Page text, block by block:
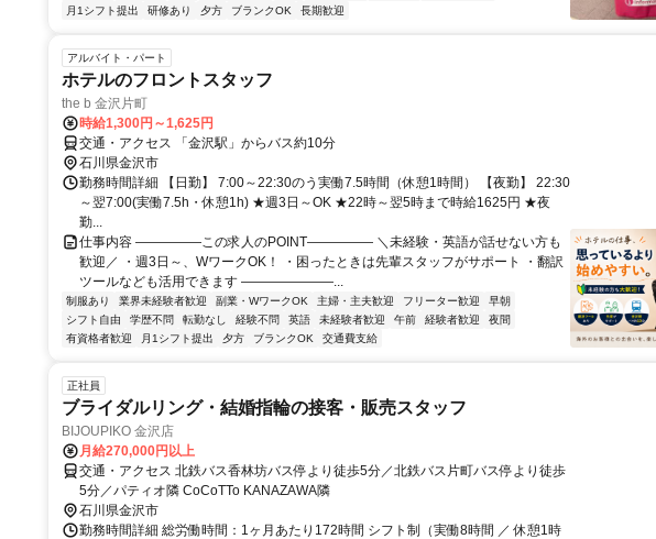
月1シフト提出
研修あり 夕方 ブランクOK 長期歓迎
アルバイト・パート
ホテルのフロントスタッフ
the b 金沢片町
時給1,300円～1,625円
交通・アクセス 「金沢駅」からバス約10分
石川県金沢市
勤務時間詳細 【日勤】 7:00～22:30のう実働7.5時間（休憩1時間） 【夜勤】 22:30
～翌7:00(実働7.5h・休憩1h) ★週3日～OK ★22時～翌5時まで時給1625円 ★夜
勤...
仕事内容 ―――――この求人のPOINT――――― ＼未経験・英語が話せない方も
歓迎／ ・週3日～、WワークOK！ ・困ったときは先輩スタッフがサポート ・翻訳
ツールなども活用できます ―――――――...
制服あり 業界未経験者歓迎 副業・WワークOK 主婦・主夫歓迎 フリーター歓迎
早朝
シフト自由
学歴不問 転勤なし 経験不問 英語 未経験者歓迎 午前 経験者歓迎
夜間
有資格者歓迎
月1シフト提出 夕方 ブランクOK 交通費支給
正社員
ブライダルリング・結婚指輪の接客・販売スタッフ
BIJOUPIKO 金沢店
月給270,000円以上
交通・アクセス 北鉄バス香林坊バス停より徒歩5分／北鉄バス片町バス停より徒歩
5分／パティオ隣 CoCoTTo KANAZAWA隣
石川県金沢市
勤務時間詳細 総労働時間：1ヶ月あたり172時間 シフト制（実働8時間 ／ 休憩1時